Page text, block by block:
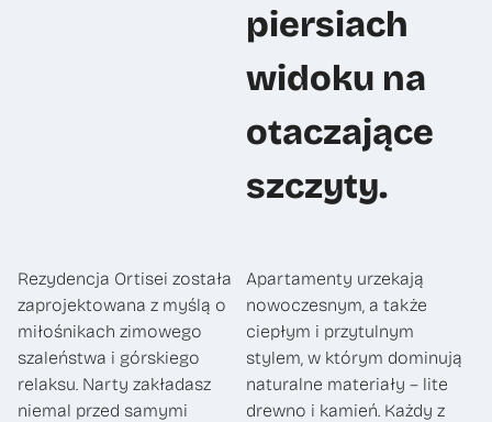
piersiach
widoku na
otaczające
szczyty.
Rezydencja Ortisei została
zaprojektowana z myślą o
miłośnikach zimowego
szaleństwa i górskiego
relaksu. Narty zakładasz
niemal przed samymi
Apartamenty urzekają
nowoczesnym, a także
ciepłym i przytulnym
stylem, w którym dominują
naturalne materiały – lite
drewno i kamień. Każdy z